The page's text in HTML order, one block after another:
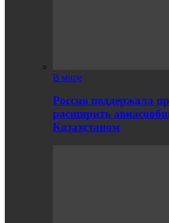
В мире
Россия поддержала
расширить
Казахстаном